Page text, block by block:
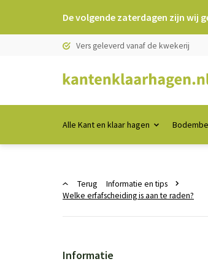
De volgende zaterdagen zijn wij
Vers geleverd vanaf de kwekerij
Alle Kant en klaar hagen
Terug
Informatie en tips
Welke erfafscheiding is aan te raden?
Informatie